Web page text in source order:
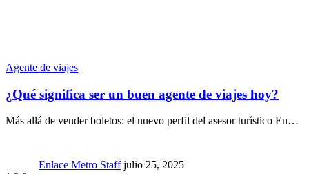
Agente de viajes
¿Qué significa ser un buen agente de viajes hoy?
Más allá de vender boletos: el nuevo perfil del asesor turístico En…
Enlace Metro Staff julio 25, 2025